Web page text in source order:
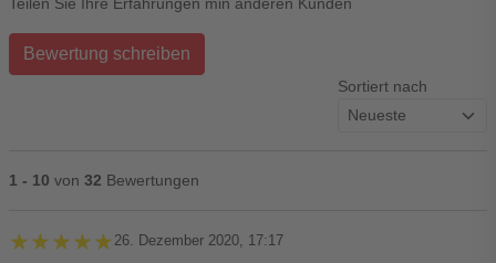
Bewertung schreiben
Sortiert nach
1 - 10 von 32 Bewertungen
★★★★★
★★★★★ 26. Dezember 2020, 17:17